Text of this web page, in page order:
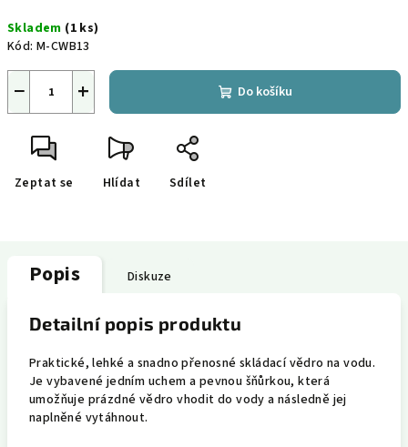
cena:
Skladem (1 ks)
Kód: M-CWB13
+
− Do košíku
Zeptat se Hlídat Sdílet
Popis Diskuze
Detailní popis produktu
Praktické, lehké a snadno přenosné skládací vědro na vodu.
Je vybavené jedním uchem a pevnou šňůrkou, která
umožňuje prázdné vědro vhodit do vody a následně jej
naplněné vytáhnout.